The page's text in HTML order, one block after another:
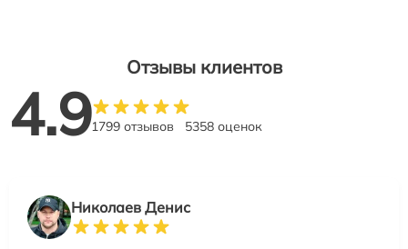
Отзывы клиентов
4.91799 отзывов 5358 оценок
Николаев Денис